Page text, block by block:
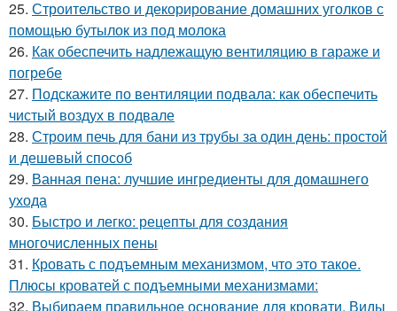
25. Строительство и декорирование домашних уголков с
помощью бутылок из под молока
26. Как обеспечить надлежащую вентиляцию в гараже и
погребе
27. Подскажите по вентиляции подвала: как обеспечить
чистый воздух в подвале
28. Строим печь для бани из трубы за один день: простой
и дешевый способ
29. Ванная пена: лучшие ингредиенты для домашнего
ухода
30. Быстро и легко: рецепты для создания
многочисленных пены
31. Кровать с подъемным механизмом, что это такое.
Плюсы кроватей с подъемными механизмами:
32. Выбираем правильное основание для кровати. Виды